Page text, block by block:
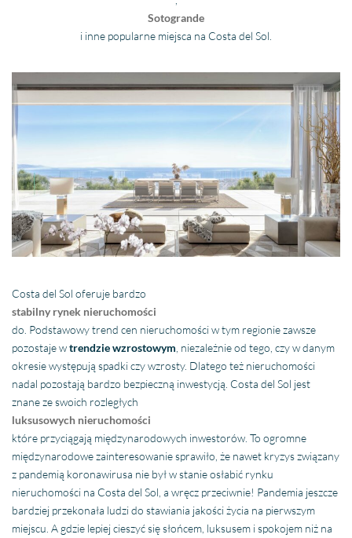
Sotogrande
i inne popularne miejsca na Costa del Sol.
Costa del Sol oferuje bardzo
stabilny rynek nieruchomości
do. Podstawowy trend cen nieruchomości w tym regionie zawsze
pozostaje wtrendzie wzrostowym , niezależnie od tego, czy w danym
okresie występują spadki czy wzrosty. Dlatego też nieruchomości
nadal pozostają bardzo bezpieczną inwestycją. Costa del Sol jest
znane ze swoich rozległych
luksusowych nieruchomości
które przyciągają międzynarodowych inwestorów. To ogromne
międzynarodowe zainteresowanie sprawiło, że nawet kryzys związany
z pandemią koronawirusa nie był w stanie osłabić rynku
nieruchomości na Costa del Sol, a wręcz przeciwnie! Pandemia jeszcze
bardziej przekonała ludzi do stawiania jakości życia na pierwszym
miejscu. A gdzie lepiej cieszyć się słońcem, luksusem i spokojem niż na